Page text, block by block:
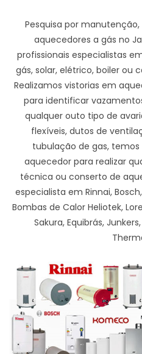
Pesquisa por
aquecedores a gás no
profissionais especialistas
gás, solar, elétrico, boiler ou
Realizamos vistorias em
para identificar
qualquer outo tipo de
flexíveis, dutos de
tubulação de gas,
aquecedor para realizar
técnica ou conserto de
especialista em Rinnai,
Bombas de Calor Heliotek,
Sakura, Equibrás,